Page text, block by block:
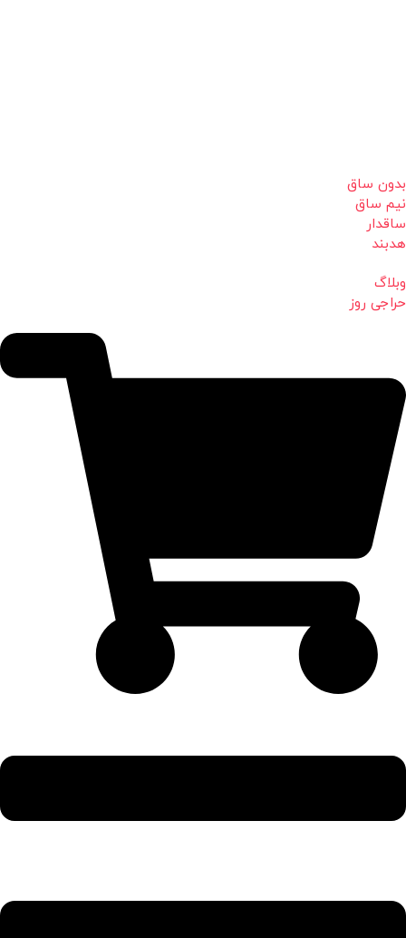
بدون ساق
نیم ساق
ساقدار
هدبند
وبلاگ
حراجی روز